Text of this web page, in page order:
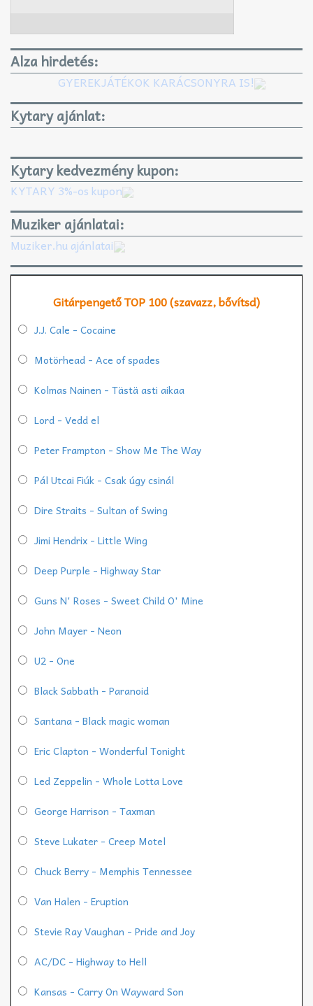
Alza hirdetés:
GYEREKJÁTÉKOK KARÁCSONYRA IS!
Kytary ajánlat:
Kytary kedvezmény kupon:
KYTARY 3%-os kupon
Muziker ajánlatai:
Muziker.hu ajánlatai
Gitárpengető TOP 100 (szavazz, bővítsd)
J.J. Cale - Cocaine
Motörhead - Ace of spades
Kolmas Nainen - Tästä asti aikaa
Lord - Vedd el
Peter Frampton - Show Me The Way
Pál Utcai Fiúk - Csak úgy csinál
Dire Straits - Sultan of Swing
Jimi Hendrix - Little Wing
Deep Purple - Highway Star
Guns N' Roses - Sweet Child O' Mine
John Mayer - Neon
U2 - One
Black Sabbath - Paranoid
Santana - Black magic woman
Eric Clapton - Wonderful Tonight
Led Zeppelin - Whole Lotta Love
George Harrison - Taxman
Steve Lukater - Creep Motel
Chuck Berry - Memphis Tennessee
Van Halen - Eruption
Stevie Ray Vaughan - Pride and Joy
AC/DC - Highway to Hell
Kansas - Carry On Wayward Son